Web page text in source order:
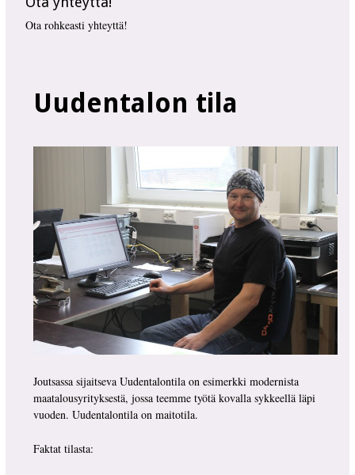
Ota rohkeasti yhteyttä!
Uudentalon tila
Joutsassa sijaitseva Uudentalontila on esimerkki modernista
maatalousyrityksestä, jossa teemme työtä kovalla sykkeellä läpi
vuoden. Uudentalontila on maitotila.
Faktat tilasta: